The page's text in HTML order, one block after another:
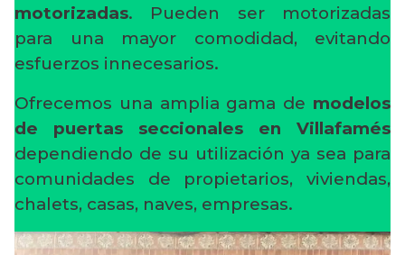
motorizadas. Pueden ser motorizadas
para una mayor comodidad, evitando
esfuerzos innecesarios.
Ofrecemos una amplia gama de modelos
de puertas seccionales en Villafamés
dependiendo de su utilización ya sea para
comunidades de propietarios, viviendas,
chalets, casas, naves, empresas.